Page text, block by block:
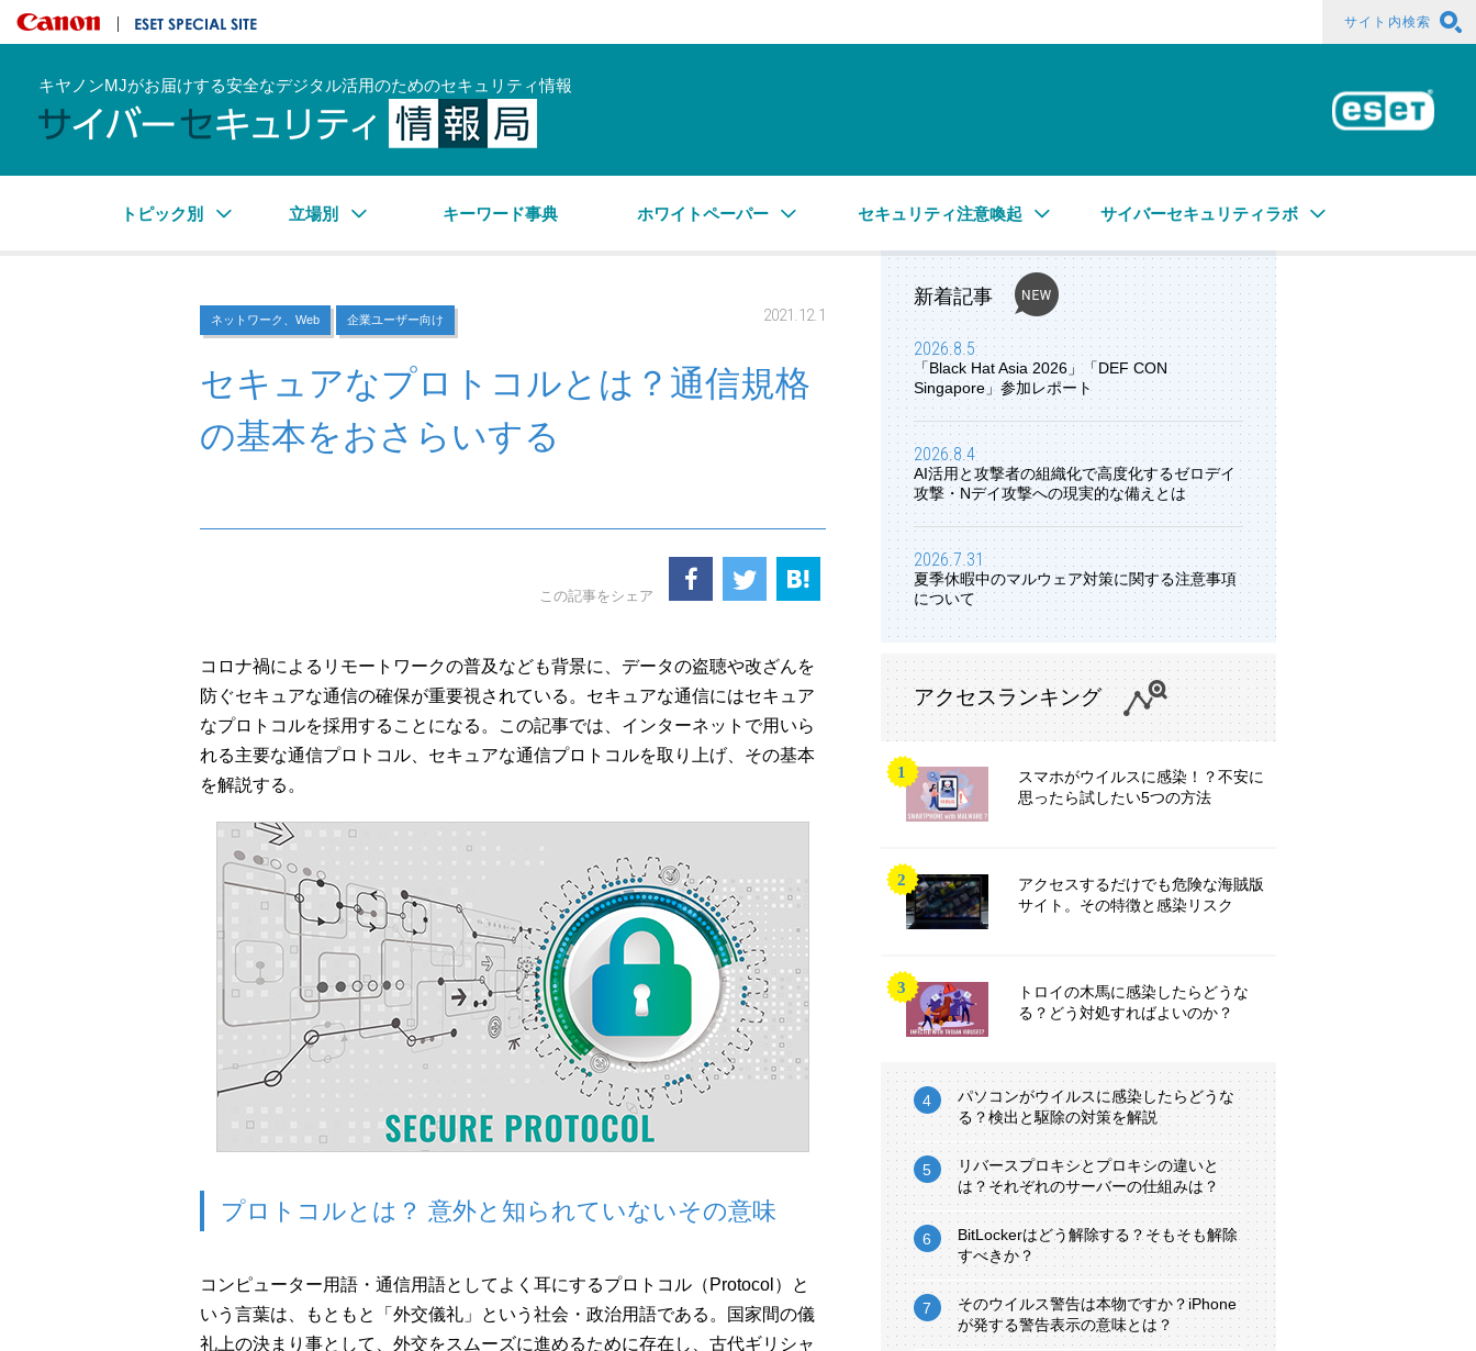
キヤノンマーケティングジャパン株式会社 サイト内検索
キヤノンMJがお届けする安全なデジタル活用のためのセキュリティ情報
トピック別 立場別 キーワード事典 ホワイトペーパー セキュリティ注意喚起 サイバーセキュリティラボ
ネットワーク、Web 企業ユーザー向け 2021.12.1
セキュアなプロトコルとは？通信規格
の基本をおさらいする
この記事をシェア
コロナ禍によるリモートワークの普及なども背景に、データの盗聴や改ざんを
防ぐセキュアな通信の確保が重要視されている。セキュアな通信にはセキュア
なプロトコルを採用することになる。この記事では、インターネットで用いら
れる主要な通信プロトコル、セキュアな通信プロトコルを取り上げ、その基本
を解説する。
プロトコルとは？ 意外と知られていないその意味
コンピューター用語・通信用語としてよく耳にするプロトコル（Protocol）と
いう言葉は、もともと「外交儀礼」という社会・政治用語である。国家間の儀
礼上の決まり事として、外交をスムーズに進めるために存在し、古代ギリシャ
新着記事
2026.8.5
「Black Hat Asia 2026」「DEF CON
Singapore」参加レポート
2026.8.4
AI活用と攻撃者の組織化で高度化するゼロデイ
攻撃・Nデイ攻撃への現実的な備えとは
2026.7.31
夏季休暇中のマルウェア対策に関する注意事項
について
アクセスランキング
スマホがウイルスに感染！？不安に
思ったら試したい5つの方法
アクセスするだけでも危険な海賊版
サイト。その特徴と感染リスク
トロイの木馬に感染したらどうな
る？どう対処すればよいのか？
パソコンがウイルスに感染したらどうな
る？検出と駆除の対策を解説
リバースプロキシとプロキシの違いと
は？それぞれのサーバーの仕組みは？
BitLockerはどう解除する？そもそも解除
すべきか？
そのウイルス警告は本物ですか？iPhone
が発する警告表示の意味とは？